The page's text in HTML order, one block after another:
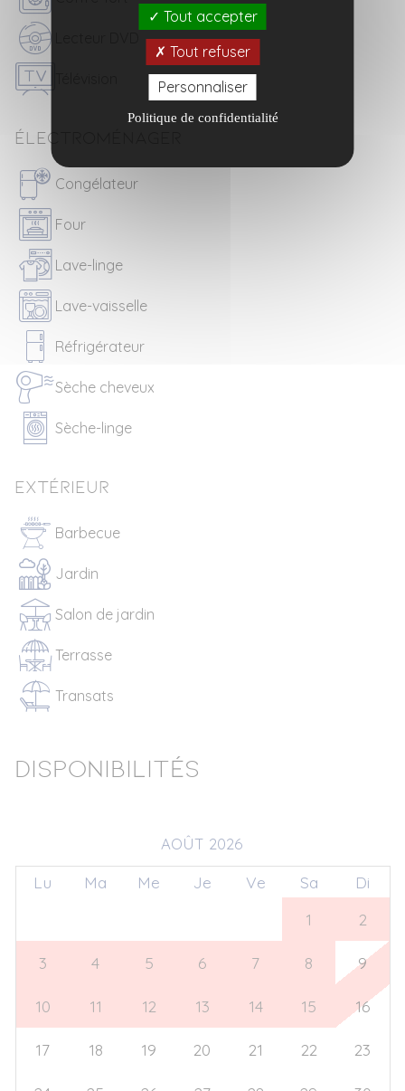
Électroménager
Congélateur
Four
Lave-linge
Lave-vaisselle
Réfrigérateur
Sèche cheveux
Sèche-linge
Extérieur
Barbecue
Jardin
Salon de jardin
Terrasse
Transats
Disponibilités
AOÛT 2026
Lu Ma Me Je Ve Sa
Di
1 2
3 4 5 6 7 8 9
10 11 12 13 14 15 16
17 18 19 20 21 22 23
Tout accepter
Tout refuser
Personnaliser
Politique de confidentialité